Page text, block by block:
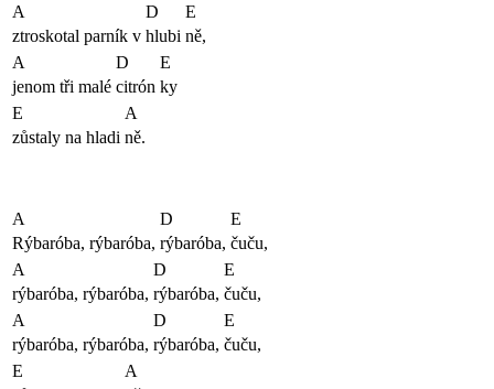
A
D
E
ztroskotal parník v hlubi ně,
A
D
E
jenom tři malé citrón ky
E
A
zůstaly na hladi ně.
A D
E
Rýbaróba, rýbaróba, rýbaróba, čuču,
A
D
E
rýbaróba, rýbaróba, rýbaróba, čuču,
A
D
E
rýbaróba, rýbaróba, rýbaróba, čuču,
E
A